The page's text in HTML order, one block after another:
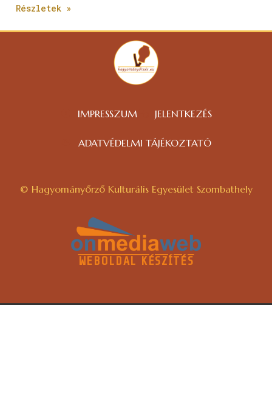
Részletek »
IMPRESSZUM JELENTKEZÉS
ADATVÉDELMI TÁJÉKOZTATÓ
© Hagyományőrző Kulturális Egyesület Szombathely
WEBOLDAL KÉSZÍTÉS